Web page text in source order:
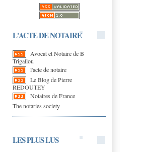
L'ACTE DE NOTAIRE
Avocat et Notaire de B
Trigallou
l'acte de notaire
Le Blog de Pierre
REDOUTEY
Notaires de France
The notaries society
LES PLUS LUS